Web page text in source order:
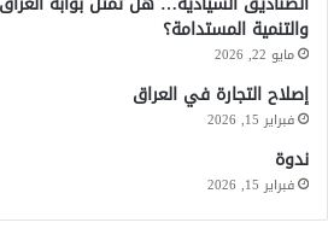
والتنمية المستدامة؟
مايو 22, 2026
إصلاح التجارة في العراق
فبراير 15, 2026
ندوة
فبراير 15, 2026